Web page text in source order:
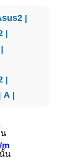
|
|
|
A |
น